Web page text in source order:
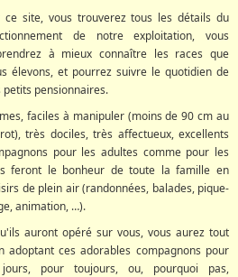
ce site, vous trouverez tous les détails du
de notre exploitation, vous
à mieux connaître les races que
élevons, et pourrez suivre le quotidien de
petits pensionnaires.
faciles à manipuler (moins de 90 cm au
très dociles, très affectueux, excellents
pour les adultes comme pour les
feront le bonheur de toute la famille en
de plein air (randonnées, balades, pique-
animation, …).
auront opéré sur vous, vous aurez tout
ces adorables compagnons pour
pour toujours, ou, pourquoi pas,